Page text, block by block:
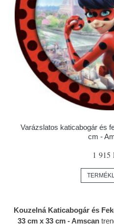
Varázslatos katicabogár és
cm -
1 915
Kouzelná Katicabogár és
33 cm x 33 cm - Amscan